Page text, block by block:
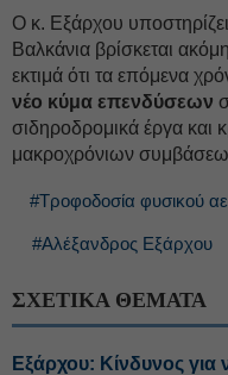
Ο κ. Εξάρχου
Βαλκάνια βρίσκεται
εκτιμά ότι τα επόμενα
νέο κύμα επενδύσεων
σιδηροδρομικά έργα και
μακροχρόνιων
#Τροφοδοσία φυσικού
#Αλέξανδρος Εξάρχου
ΣΧΕΤΙΚΑ ΘΕΜΑΤΑ
Εξάρχου: Κίνδυνος για